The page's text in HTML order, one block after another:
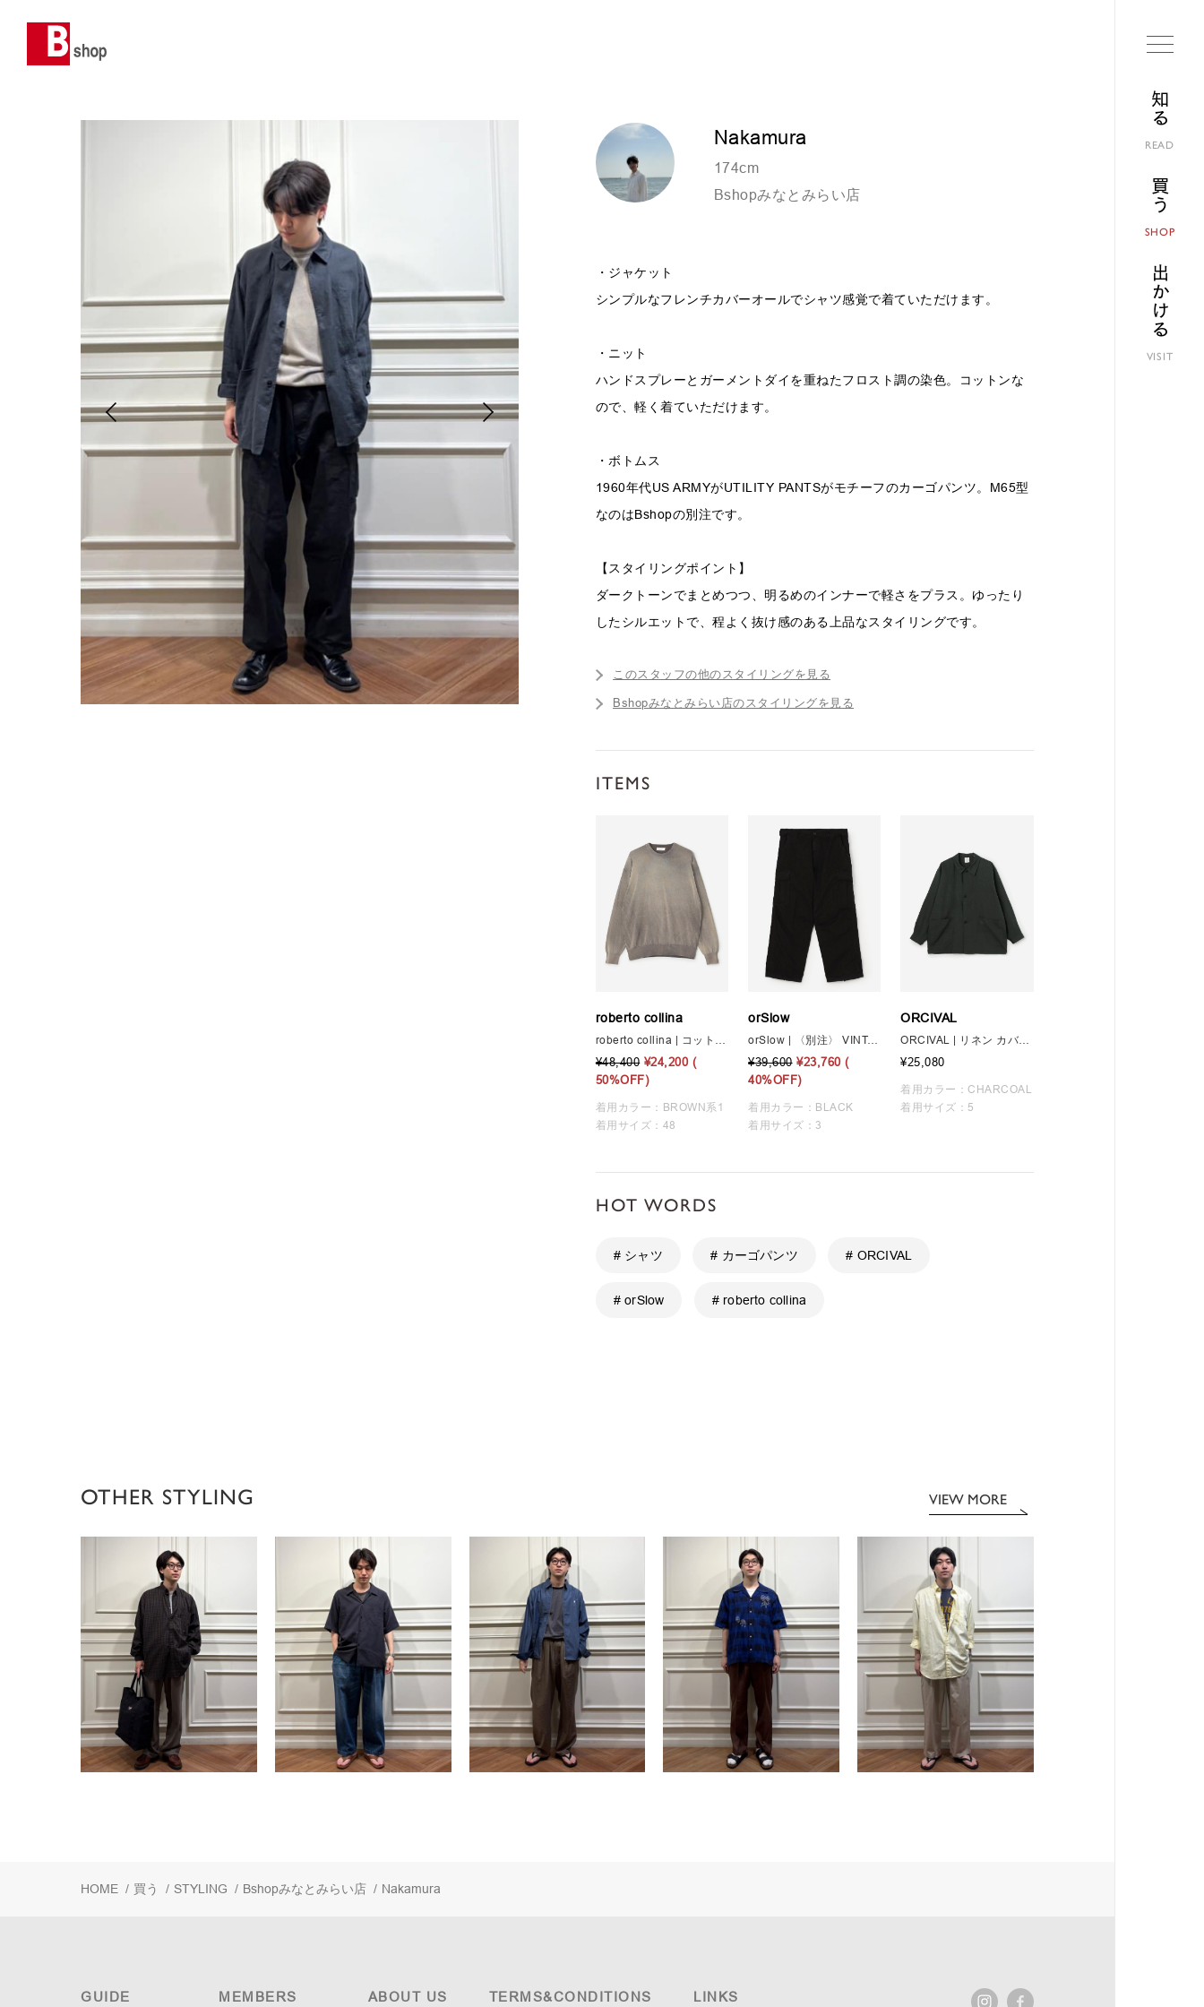
知る
READ
買う
SHOP
出かける
VISIT
Nakamura
174cm
Bshopみなとみらい店
・ジャケット
シンプルなフレンチカバーオールでシャツ感覚で着ていただけます。
・ニット
ハンドスプレーとガーメントダイを重ねたフロスト調の染色。コットンな
ので、軽く着ていただけます。
・ボトムス
1960年代US ARMYがUTILITY PANTSがモチーフのカーゴパンツ。M65型
なのはBshopの別注です。
【スタイリングポイント】
ダークトーンでまとめつつ、明るめのインナーで軽さをプラス。ゆったり
したシルエットで、程よく抜け感のある上品なスタイリングです。
このスタッフの他のスタイリングを見る
Bshopみなとみらい店のスタイリングを見る
ITEMS
roberto collina
roberto collina | コットン クルーネックニット MEN
¥48,400 ¥24,200 (
50%OFF)
着用カラー：BROWN系1
着用サイズ：48
orSlow
orSlow | 〈別注〉 VINTAGE FIT 6 POCKET CARGO PANTS MEN
¥39,600 ¥23,760 (
40%OFF)
着用カラー：BLACK
着用サイズ：3
ORCIVAL
ORCIVAL | リネン カバーオールシャツ MEN
¥25,080
着用カラー：CHARCOAL
着用サイズ：5
HOT WORDS
# シャツ # カーゴパンツ # ORCIVAL
# orSlow # roberto collina
OTHER STYLING VIEW MORE
HOME / 買う / STYLING / Bshopみなとみらい店 / Nakamura
GUIDE MEMBERS ABOUT US TERMS&CONDITIONS LINKS